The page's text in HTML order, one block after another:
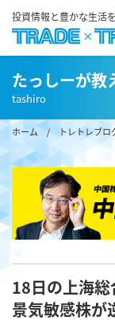
投資情報と豊かな生活
たっしーが教
tashiro
ホーム/ トレトレブロ
18日の上海
景気敏感株が